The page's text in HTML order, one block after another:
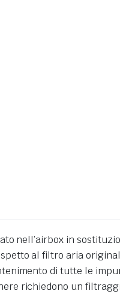
nell’airbox in
al filtro aria
di tutte le
richiedono un